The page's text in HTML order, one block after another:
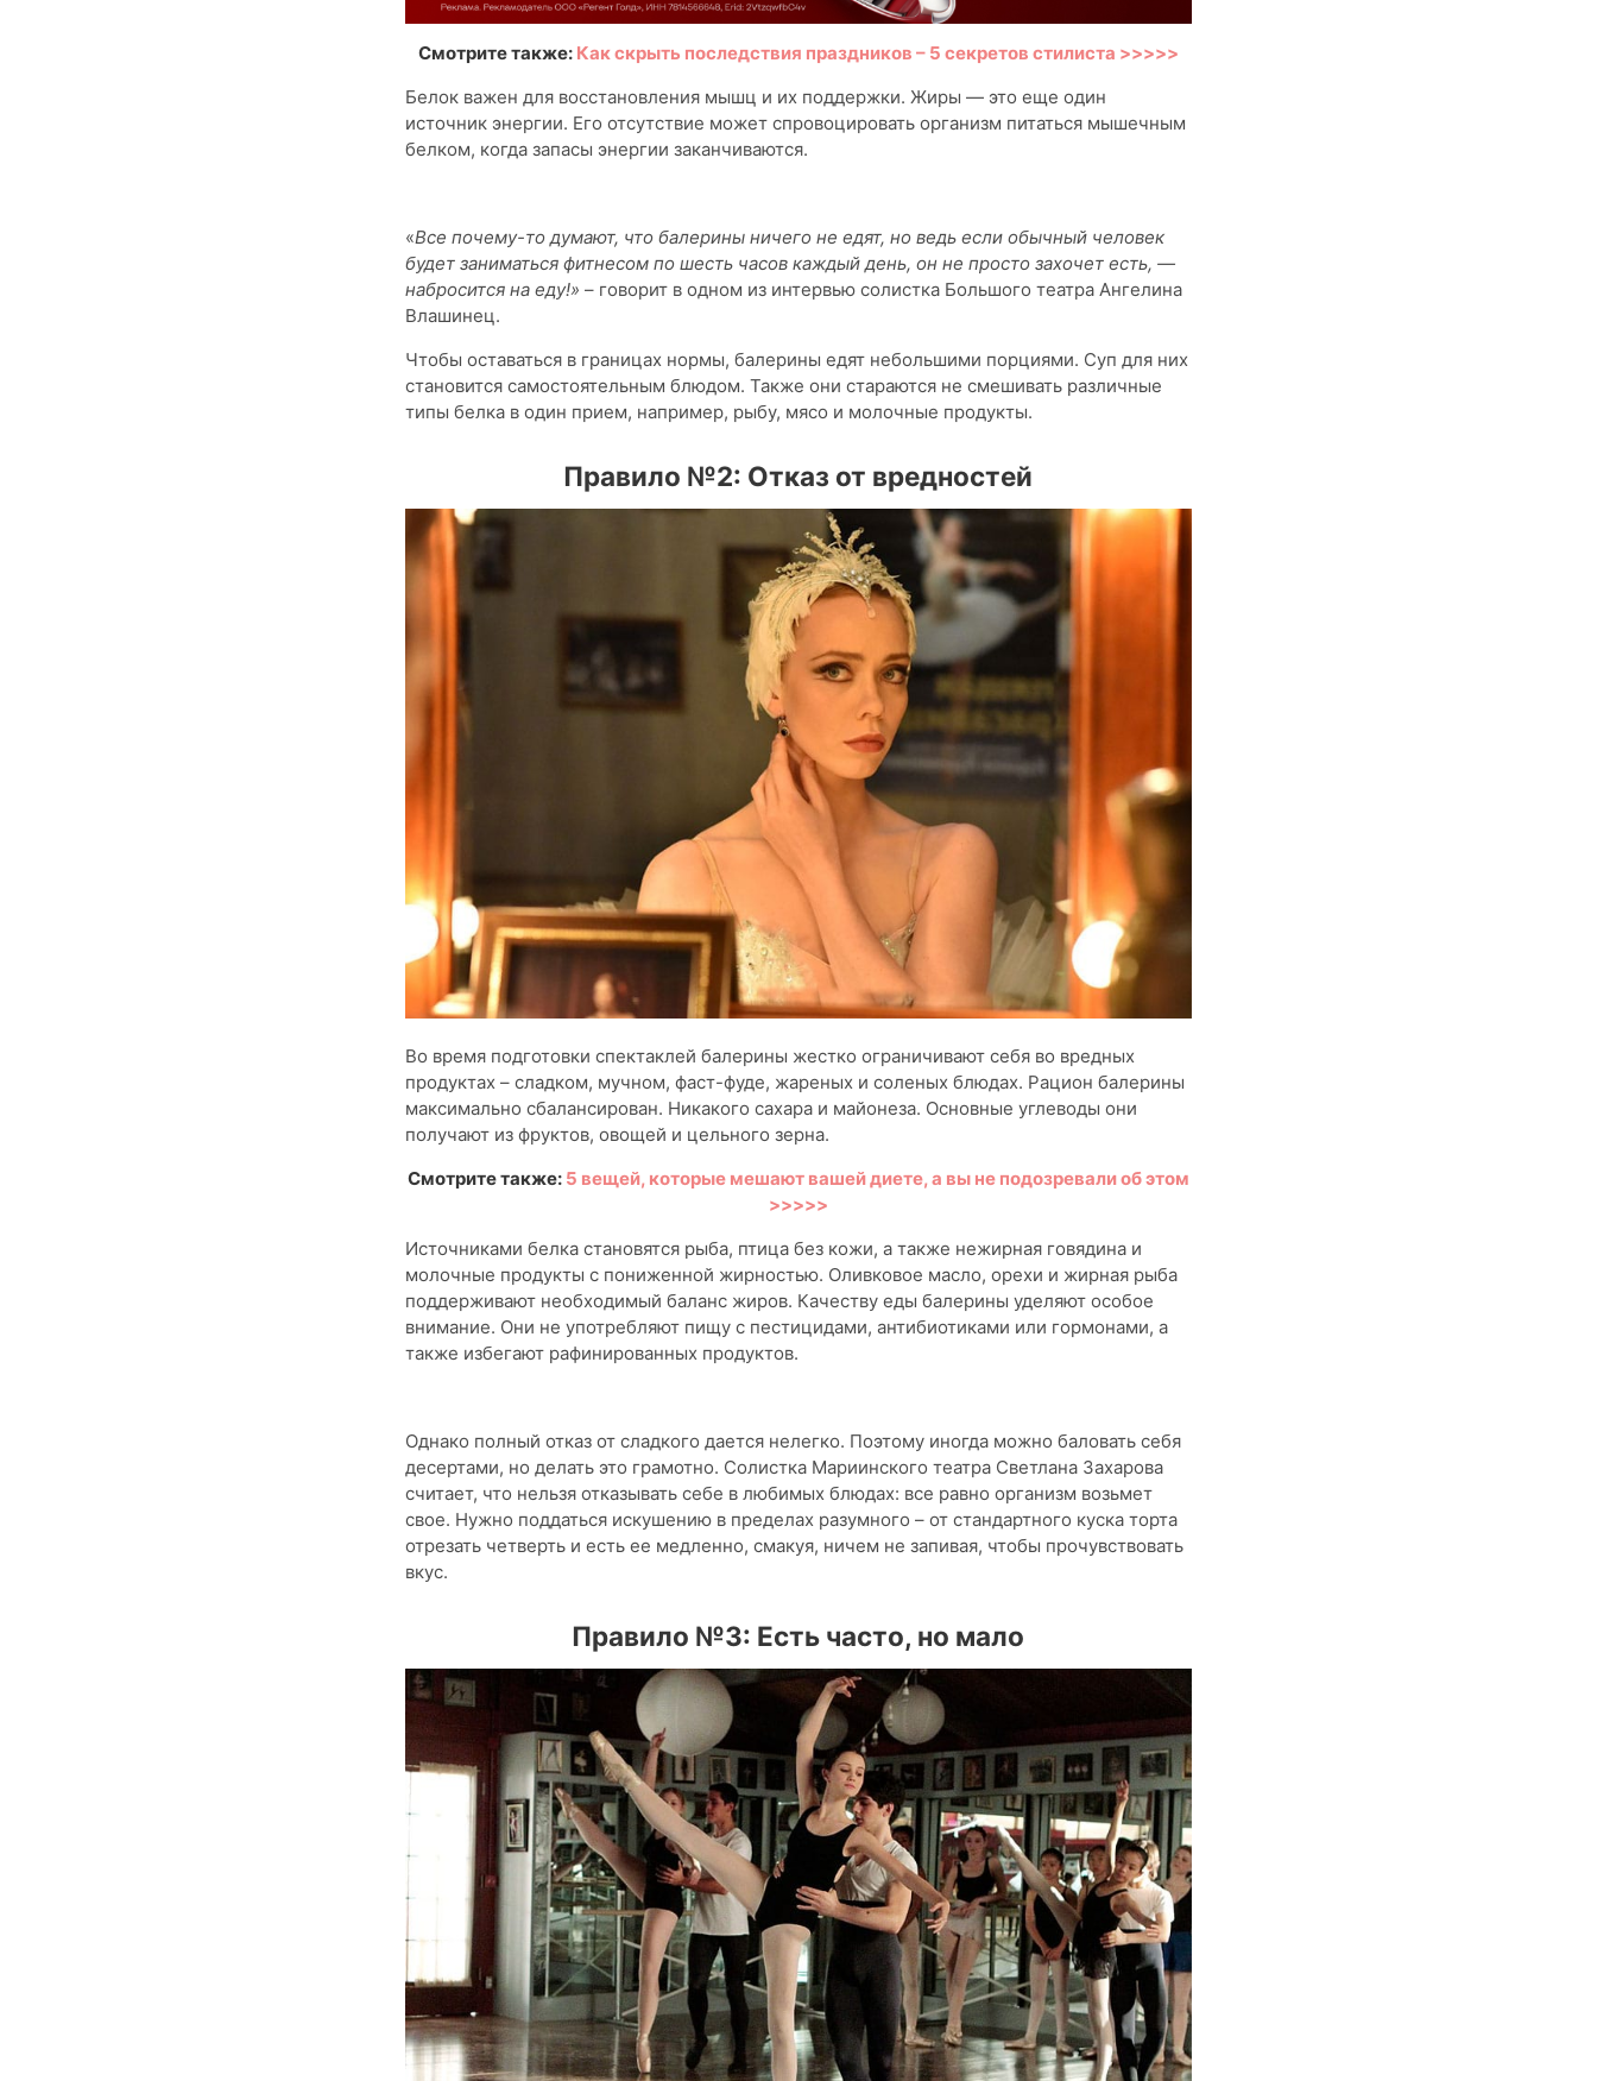
Смотрите также: Как скрыть последствия праздников – 5 секретов стилиста >>>>>
Белок важен для восстановления мышц и их поддержки. Жиры — это еще один
источник энергии. Его отсутствие может спровоцировать организм питаться мышечным
белком, когда запасы энергии заканчиваются.
«Все почему-то думают, что балерины ничего не едят, но ведь если обычный человек
будет заниматься фитнесом по шесть часов каждый день, он не просто захочет есть, —
набросится на еду!» – говорит в одном из интервью солистка Большого театра Ангелина
Влашинец.
Чтобы оставаться в границах нормы, балерины едят небольшими порциями. Суп для них
становится самостоятельным блюдом. Также они стараются не смешивать различные
типы белка в один прием, например, рыбу, мясо и молочные продукты.
Правило №2: Отказ от вредностей
Во время подготовки спектаклей балерины жестко ограничивают себя во вредных
продуктах – сладком, мучном, фаст-фуде, жареных и соленых блюдах. Рацион балерины
максимально сбалансирован. Никакого сахара и майонеза. Основные углеводы они
получают из фруктов, овощей и цельного зерна.
Смотрите также: 5 вещей, которые мешают вашей диете, а вы не подозревали об этом
>>>>>
Источниками белка становятся рыба, птица без кожи, а также нежирная говядина и
молочные продукты с пониженной жирностью. Оливковое масло, орехи и жирная рыба
поддерживают необходимый баланс жиров. Качеству еды балерины уделяют особое
внимание. Они не употребляют пищу с пестицидами, антибиотиками или гормонами, а
также избегают рафинированных продуктов.
Однако полный отказ от сладкого дается нелегко. Поэтому иногда можно баловать себя
десертами, но делать это грамотно. Солистка Мариинского театра Светлана Захарова
считает, что нельзя отказывать себе в любимых блюдах: все равно организм возьмет
свое. Нужно поддаться искушению в пределах разумного – от стандартного куска торта
отрезать четверть и есть ее медленно, смакуя, ничем не запивая, чтобы прочувствовать
вкус.
Правило №3: Есть часто, но мало